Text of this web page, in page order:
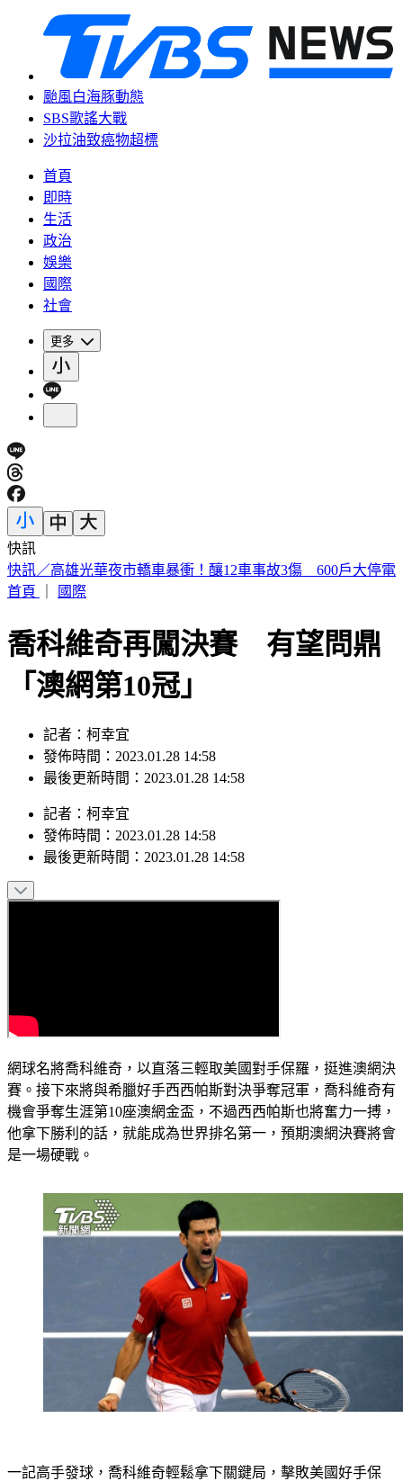
颱風白海豚動態
SBS歌謠大戰
沙拉油致癌物超標
首頁
即時
生活
政治
娛樂
國際
社會
更多
快訊
預告基本工資要漲了！賴清德喊話企業：有獲利替「員工加
薪」
喬科維奇再闖決賽 有望問鼎
「澳網第10冠」
記者：柯幸宜
發佈時間：2023.01.28 14:58
記者：柯幸宜
發佈時間：2023.01.28 14:58
網球名將喬科維奇，以直落三輕取美國對手保羅，挺進澳網決
賽。接下來將與希臘好手西西帕斯對決爭奪冠軍，喬科維奇有
機會爭奪生涯第10座澳網金盃，不過西西帕斯也將奮力一搏，
他拿下勝利的話，就能成為世界排名第一，預期澳網決賽將會